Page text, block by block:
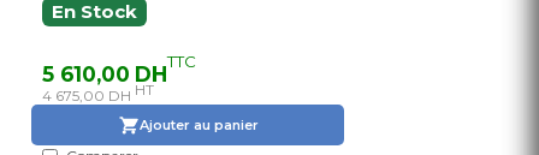
En Stock
5 610,00 DHTTC
4 675,00 DH HT
Ajouter au panier